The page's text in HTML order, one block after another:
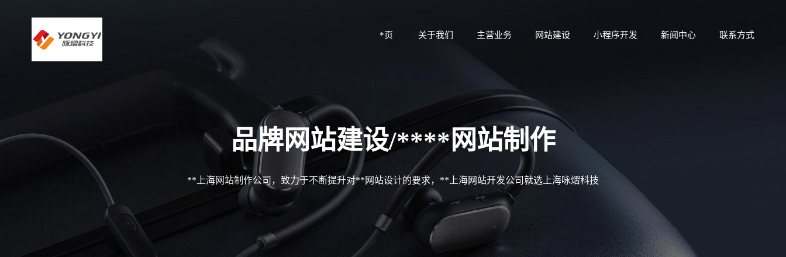
*页 关于我们 主营业务 网站建设 小程序开发 新闻中心 联系方式
品牌网站建设/****网站制作
**上海网站制作公司，致力于不断提升对**网站设计的要求，**上海网站开发公司就选上海咏熠科技